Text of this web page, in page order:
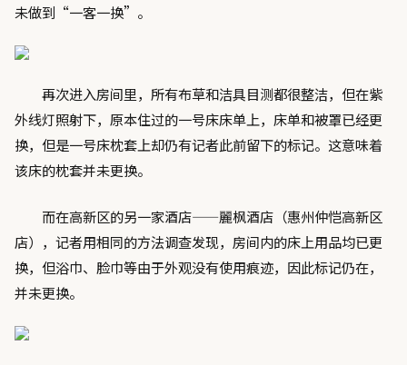
未做到“一客一换”。
再次进入房间里，所有布草和洁具目测都很整洁，但在紫
外线灯照射下，原本住过的一号床床单上，床单和被罩已经更
换，但是一号床枕套上却仍有记者此前留下的标记。这意味着
该床的枕套并未更换。
而在高新区的另一家酒店‌——麗枫酒店（惠州仲恺高新区
店），记者用相同的方法调查发现，房间内的床上用品均已更
换，但浴巾、脸巾等由于外观没有使用痕迹，因此标记仍在，
并未更换。